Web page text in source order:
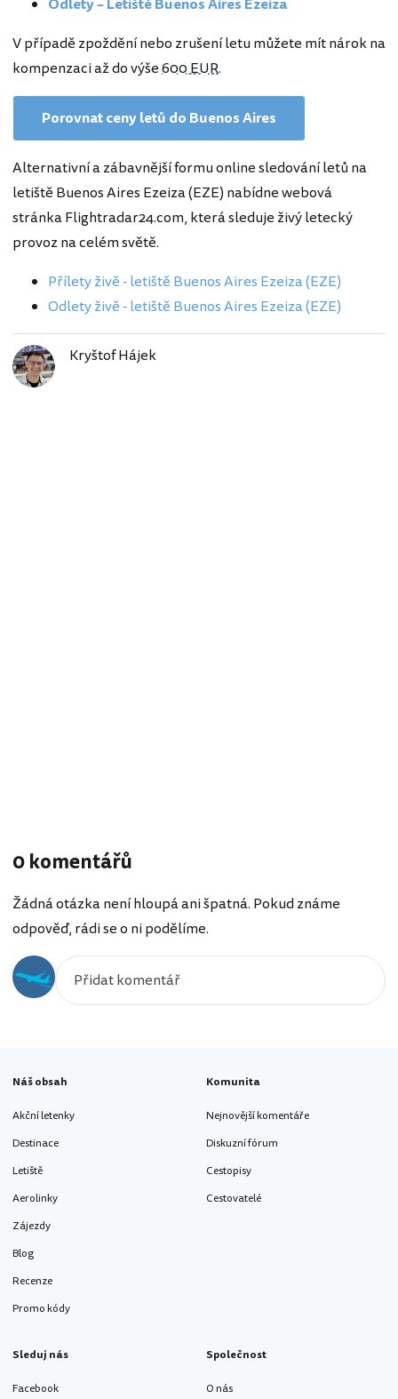
Odlety – Letiště Buenos Aires Ezeiza
V případě zpoždění nebo zrušení letu můžete mít nárok na
kompenzaci až do výše600 EUR.
Porovnat ceny letů do Buenos Aires
Alternativní a zábavnější formu online sledování letů na
letiště Buenos Aires Ezeiza (EZE) nabídne webová
stránka Flightradar24.com, která sleduje živý letecký
provoz na celém světě.
Přílety živě - letiště Buenos Aires Ezeiza (EZE)
Odlety živě - letiště Buenos Aires Ezeiza (EZE)
Kryštof Hájek
0 komentářů
Žádná otázka není hloupá ani špatná. Pokud známe
odpověď, rádi se o ni podělíme.
Náš obsah
Akční letenky
Destinace
Letiště
Aerolinky
Zájezdy
Blog
Recenze
Promo kódy
Komunita
Nejnovější komentáře
Diskuzní fórum
Cestopisy
Cestovatelé
Sleduj nás
Facebook
Společnost
O nás